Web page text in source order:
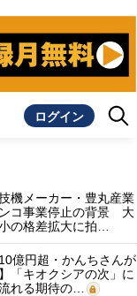
ログイン
機メーカー・豊丸産業
コ事業停止の背景 大
の格差拡大に拍…
10億円超・かんちさんが
「キオクシアの次」に
れる期待の…